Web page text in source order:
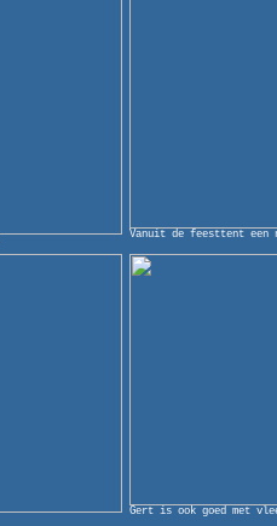
Vanuit de feesttent een
Gert is ook goed met